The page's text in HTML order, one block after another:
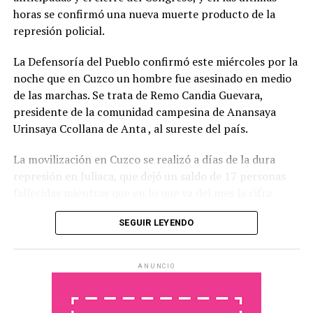
con solo tratar los temas que a ellos les interesa ”.
los integrantes de la Corte Suprema de Justicia y para
ampliar su número de integrantes, el gobierno buscará
que lleguen al recinto los proyectos de modificación de
la Ley de Tránsito y Seguridad Vial sobre Alcoholemia
Cero para la conducción de vehículo; y el de de
Innovación 2030, entre otros.
horas se confirmó una nueva muerte producto de la
represión policial.
La Defensoría del Pueblo confirmó este miércoles por la
noche que en Cuzco un hombre fue asesinado en medio
de las marchas. Se trata de Remo Candia Guevara,
presidente de la comunidad campesina de Anansaya
Urinsaya Ccollana de Anta , al sureste del país.
La movilización en Cuzco se realizó a días de la dura
represión en Juliaca, que dejó un saldo de 17 personas
superó las 40 muertes. Además de Cuzco y Juliaca, las
movilizaciones también tienen lugar en Puno y
El periodista peruanoJaime Herreracomentó en
“bastante violenta en la región Puno, donde la dura
SEGUIR LEYENDO
ANUNCIO